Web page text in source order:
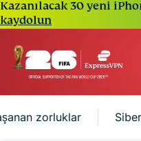
Kazanılacak 30 yeni
kaydolun
zorluklar